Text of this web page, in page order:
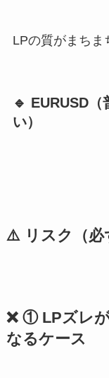
LPの質がまちま
🔹 EURUSD
い）
⚠️ リスク（必
❌ ① LPズレ
なるケース